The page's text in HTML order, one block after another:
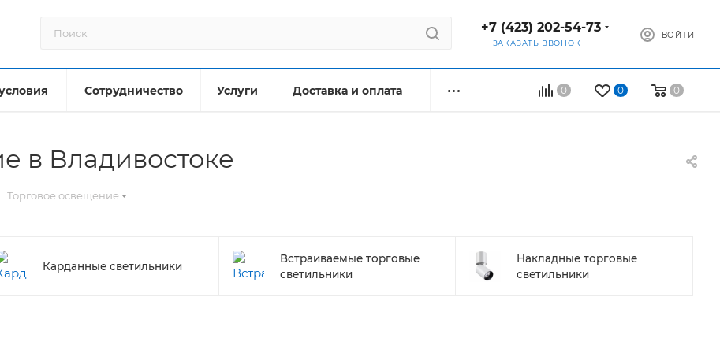
+7 (423) 202-54-73
ЗАКАЗАТЬ ЗВОНОК
ВОЙТИ
0 0 0
Сотрудничество Услуги Доставка и оплата
в Владивостоке
Торговое освещение
Карданные светильники
Встраиваемые торговые
светильники
Накладные торговые
светильники